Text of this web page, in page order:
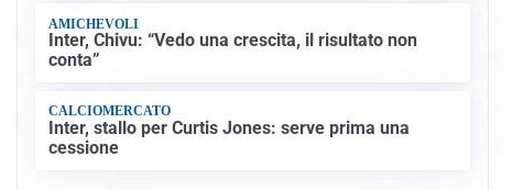
AMICHEVOLI
Inter, Chivu: “Vedo una crescita, il risultato non
conta”
CALCIOMERCATO
Inter, stallo per Curtis Jones: serve prima una
cessione